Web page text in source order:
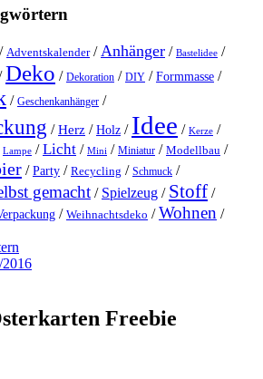
/ Adventskalender/Anhänger / Bastelidee /
Deko / Dekoration / DIY /Formmasse /
/ Geschenkanhänger /
/Herz /Holz / Idee / Kerze /
Lampe /Licht / Mini / Miniatur / Modellbau /
/Party / Recycling / Schmuck /
gemacht / Spielzeug / Stoff /
/ Weihnachtsdeko /Wohnen /
2016
Freebie